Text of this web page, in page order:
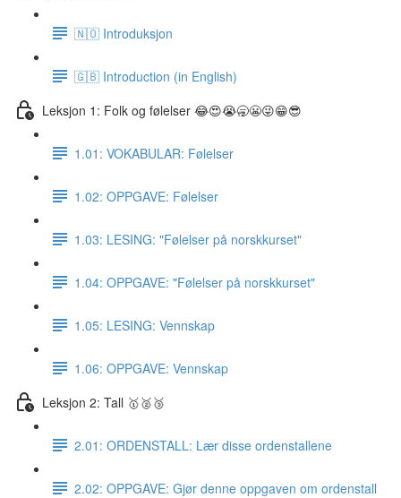
🇳🇴 Introduksjon
🇬🇧 Introduction (in English)
Leksjon 1: Folk og følelser 😂😍😭🥱😬😜😁😎
1.01: VOKABULAR: Følelser
1.02: OPPGAVE: Følelser
1.03: LESING: "Følelser på norskkurset"
1.04: OPPGAVE: "Følelser på norskkurset"
1.05: LESING: Vennskap
1.06: OPPGAVE: Vennskap
Leksjon 2: Tall 🥇🥈🥉
2.01: ORDENSTALL: Lær disse ordenstallene
2.02: OPPGAVE: Gjør denne oppgaven om ordenstall